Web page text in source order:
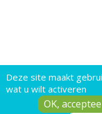
Deze site maakt
wat u wilt activeren
OK,